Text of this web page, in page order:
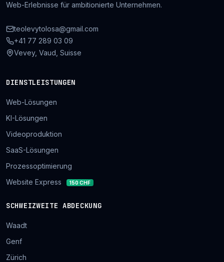
Web-Erlebnisse für ambitionierte Unternehmen.
teolevytolosa@gmail.com
+41 77 289 03 09
Vevey, Vaud, Suisse
DIENSTLEISTUNGEN
Web-Lösungen
KI-Lösungen
Videoproduktion
SaaS-Lösungen
Prozessoptimierung
Website Express
150 CHF
SCHWEIZWEITE ABDECKUNG
Waadt
Genf
Zürich